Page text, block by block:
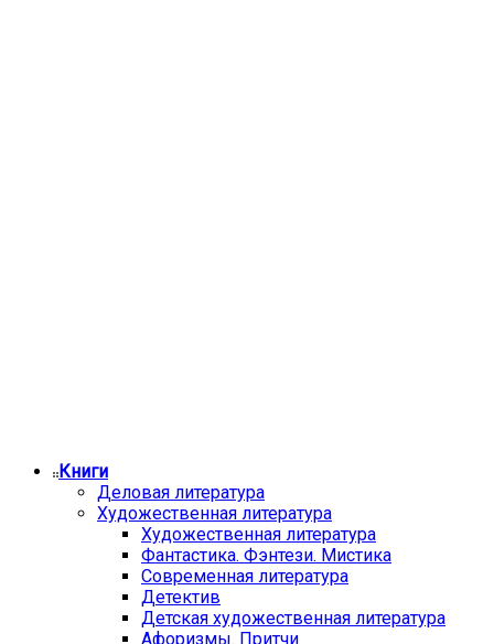
Книги
Деловая литература
Художественная литература
Художественная литература
Фантастика. Фэнтези. Мистика
Современная литература
Детектив
Детская художественная литература
Афоризмы. Притчи